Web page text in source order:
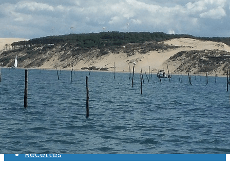
Exporter les lignes sélectionnées
Exporter toutes les colonnes
Exporter uniquement les colonnes affichées
Menu
<
>
Actualité 2026
Inscriptions ouvertes
Calendrier
Photos
Recettes